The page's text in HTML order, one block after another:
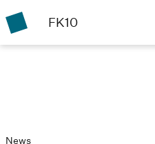
FK10
News